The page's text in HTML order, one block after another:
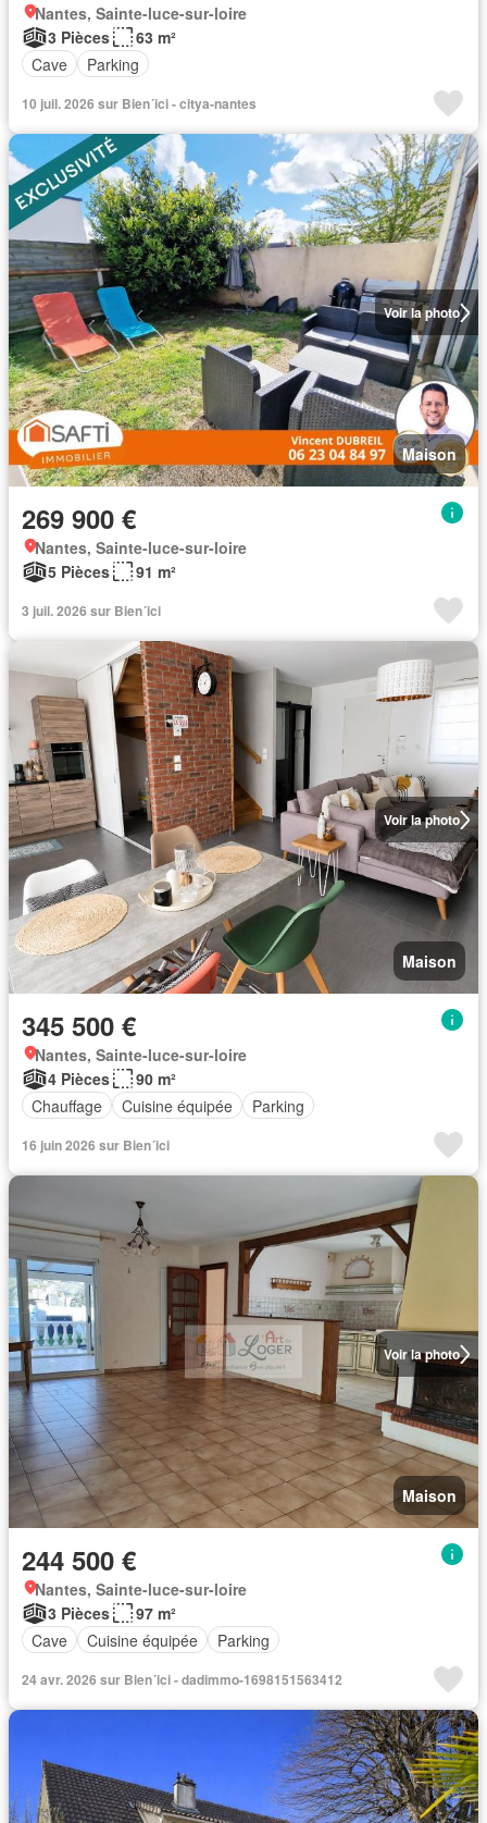
Nantes, Sainte-luce-sur-loire
3 Pièces
63 m²
Cave
Parking
10 juil. 2026 sur Bien´ici - citya-nantes
Voir la photo
Maison
269 900 €
Nantes, Sainte-luce-sur-loire
5 Pièces
91 m²
3 juil. 2026 sur Bien´ici
Voir la photo
Maison
345 500 €
Nantes, Sainte-luce-sur-loire
4 Pièces
90 m²
Chauffage
Cuisine équipée Parking
16 juin 2026 sur Bien´ici
Voir la photo
Maison
244 500 €
Nantes, Sainte-luce-sur-loire
3 Pièces
97 m²
Cave
Cuisine équipée Parking
24 avr. 2026 sur Bien´ici - dadimmo-1698151563412